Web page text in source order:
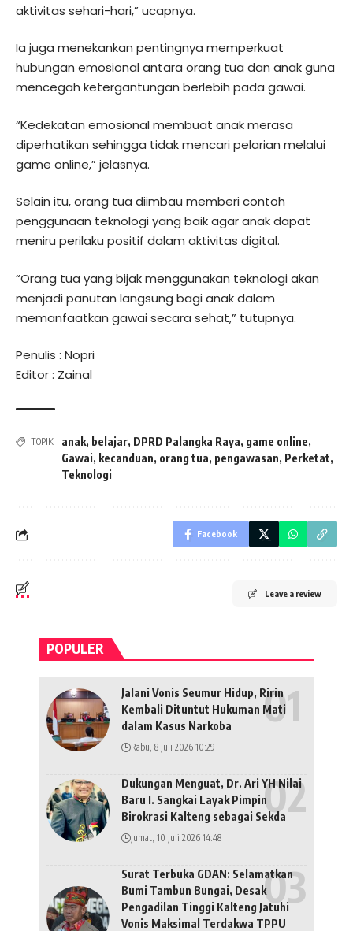
aktivitas sehari-hari,” ucapnya.
Ia juga menekankan pentingnya memperkuat
hubungan emosional antara orang tua dan anak guna
mencegah ketergantungan berlebih pada gawai.
“Kedekatan emosional membuat anak merasa
diperhatikan sehingga tidak mencari pelarian melalui
game online,” jelasnya.
Selain itu, orang tua diimbau memberi contoh
penggunaan teknologi yang baik agar anak dapat
meniru perilaku positif dalam aktivitas digital.
“Orang tua yang bijak menggunakan teknologi akan
menjadi panutan langsung bagi anak dalam
memanfaatkan gawai secara sehat,” tutupnya.
Penulis : Nopri
Editor : Zainal
TOPIK anak, belajar, DPRD Palangka Raya, game online,
Gawai, kecanduan, orang tua, pengawasan, Perketat,
Teknologi
Facebook
Leave a review
POPULER
Jalani Vonis Seumur Hidup, Ririn
Kembali Dituntut Hukuman Mati
dalam Kasus Narkoba
Rabu, 8 Juli 2026 10:29
Dukungan Menguat, Dr. Ari YH Nilai
Baru I. Sangkai Layak Pimpin
Birokrasi Kalteng sebagai Sekda
Jumat, 10 Juli 2026 14:48
Surat Terbuka GDAN: Selamatkan
Bumi Tambun Bungai, Desak
Pengadilan Tinggi Kalteng Jatuhi
Vonis Maksimal Terdakwa TPPU